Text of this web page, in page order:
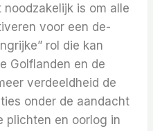
is om alle
voor een de-
rol die kan
Golflanden en de
verdeeldheid de
onder de aandacht
plichten en oorlog in